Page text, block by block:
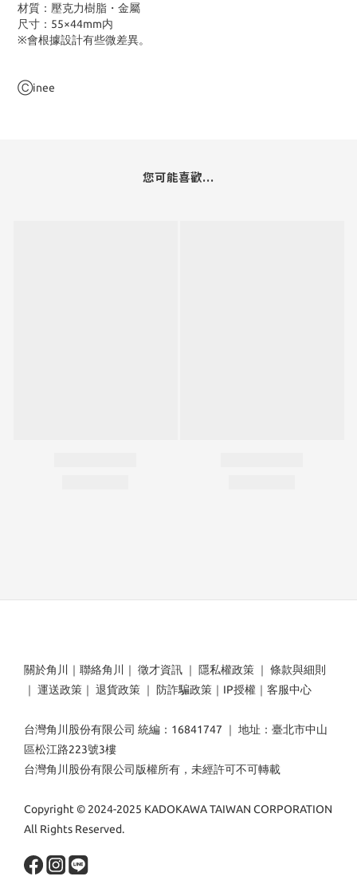
材質：壓克力樹脂・金屬
尺寸：55×44mm内
※會根據設計有些微差異。
Ⓒinee
您可能喜歡...
關於角川 ｜ 聯絡角川 ｜ 徵才資訊 ｜ 隱私權政策 ｜ 條款與細則
｜ 運送政策 ｜ 退貨政策 ｜ 防詐騙政策 ｜ IP授權 ｜ 客服中心
台灣角川股份有限公司 統編：16841747 ｜ 地址：臺北市中山
區松江路223號3樓
台灣角川股份有限公司版權所有，未經許可不可轉載
Copyright © 2024-2025 KADOKAWA TAIWAN CORPORATION
All Rights Reserved.